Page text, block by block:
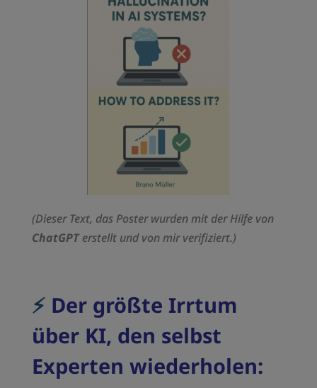
(Dieser Text, das Poster wurden mit der Hilfe von
ChatGPTerstellt und von mir verifiziert.)
⚡️Der größte Irrtum
über KI, den selbst
Experten wiederholen: